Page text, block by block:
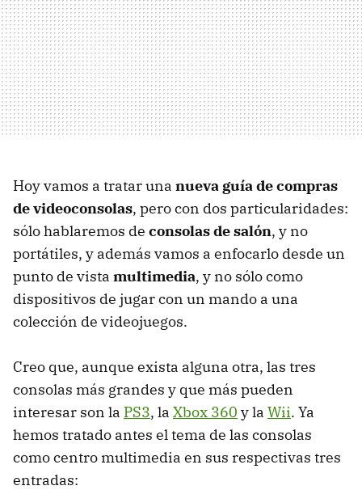
Hoy vamos a tratar una nueva guía de compras
de videoconsolas, pero con dos particularidades:
sólo hablaremos de consolas de salón, y no
portátiles, y además vamos a enfocarlo desde un
punto de vista multimedia, y no sólo como
dispositivos de jugar con un mando a una
colección de videojuegos.
Creo que, aunque exista alguna otra, las tres
consolas más grandes y que más pueden
interesar son la PS3, la Xbox 360 y la Wii. Ya
hemos tratado antes el tema de las consolas
como centro multimedia en sus respectivas tres
entradas: